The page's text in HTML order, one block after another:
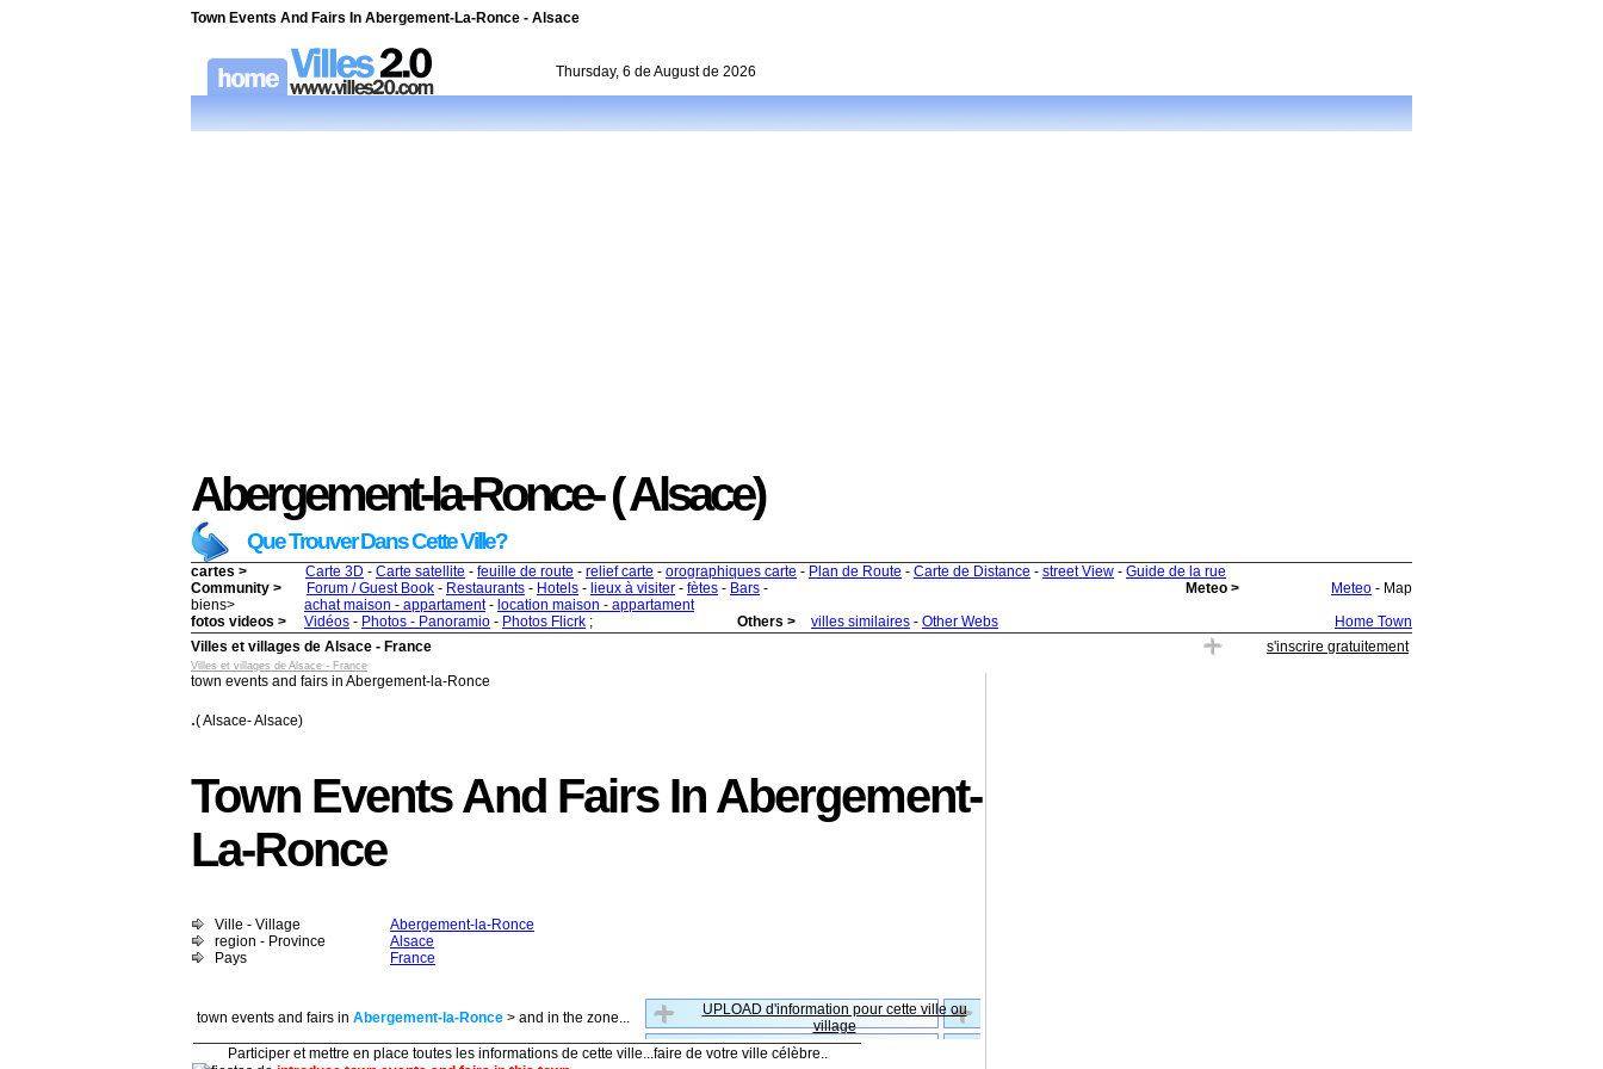
Town Events And Fairs In Abergement-La-Ronce - Alsace
Thursday, 6 de August de 2026
Abergement-la-Ronce- ( Alsace)
Que Trouver Dans Cette Ville?
cartes > Carte 3D - Carte satellite - feuille de route - relief carte - orographiques carte - Plan de Route - Carte de Distance - street View - Guide de la rue
Community >
Forum / Guest Book - Restaurants - Hotels - lieux à visiter - fètes - Bars - Meteo > Meteo - Map
biens>
achat maison - appartament- location maison - appartament
fotos videos >
Vidéos - Photos - Panoramio - Photos Flicrk ; Others > villes similaires - Other Webs
Home Town
Villes et villages de Alsace - France
s'inscrire gratuitement
Villes et villages de Alsace - France
town events and fairs in Abergement-la-Ronce
.( Alsace- Alsace)
Town Events And Fairs In Abergement-
La-Ronce
Ville - Village
Abergement-la-Ronce
region - Province
Alsace
Pays
France
town events and fairs in Abergement-la-Ronce > and in the zone...
UPLOAD d'information pour cette ville ou
village
Participer et mettre en place toutes les informations de cette ville...faire de votre ville célèbre..